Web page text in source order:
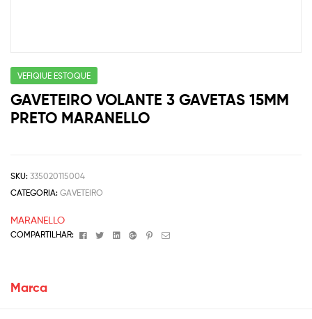
VEFIQIUE ESTOQUE
GAVETEIRO VOLANTE 3 GAVETAS 15MM
PRETO MARANELLO
SKU: 335020115004
CATEGORIA: GAVETEIRO
MARANELLO
COMPARTILHAR: FacebookTwitterLinkedinGoogle+Pinterest
Email
Marca